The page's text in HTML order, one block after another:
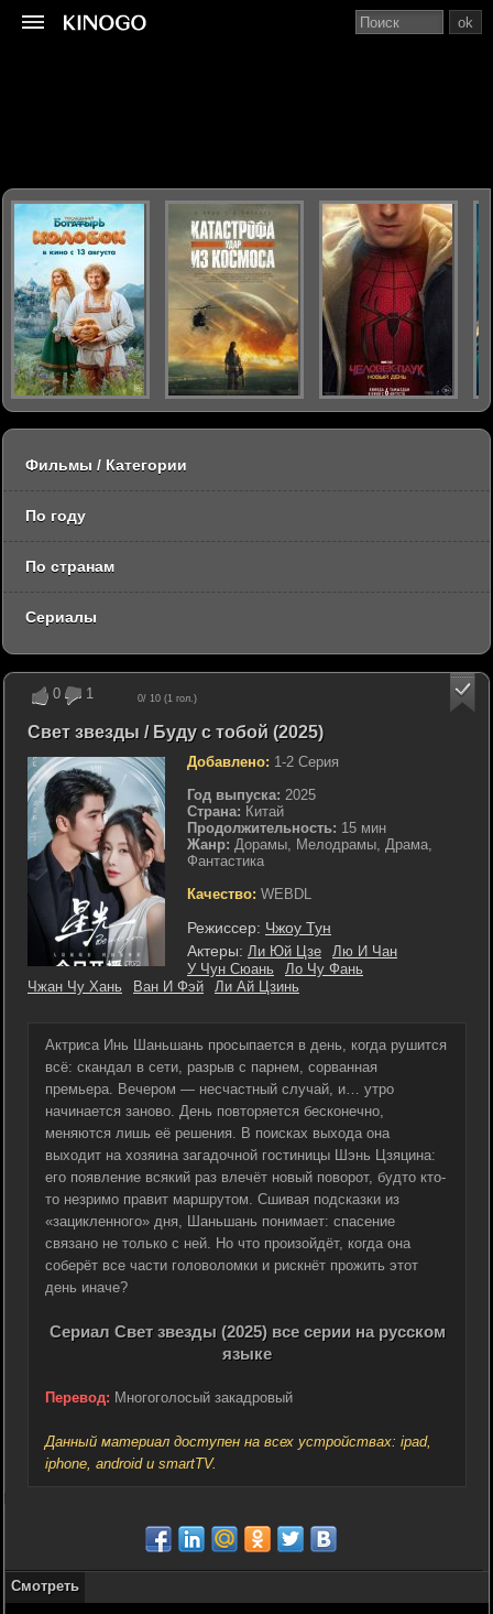
0 1 0/ 10 (1 гол.)
Свет звезды / Буду с тобой (2025)
Добавлено: 1-2 Серия
Год выпуска: 2025
Страна: Китай
Продолжительность: 15 мин
Жанр: Дорамы, Мелодрамы, Драма,
Фантастика
Качество: WEBDL
Режиссер: Чжоу Тун
Актеры: Ли Юй Цзе
Лю И Чан
У Чун Сюань
Ло Чу Фань
Чжан Чу Хань
Ван И Фэй Ли Ай Цзинь
Актриса Инь Шаньшань просыпается в день, когда рушится
всё: скандал в сети, разрыв с парнем, сорванная
премьера. Вечером — несчастный случай, и… утро
начинается заново. День повторяется бесконечно,
меняются лишь её решения. В поисках выхода она
выходит на хозяина загадочной гостиницы Шэнь Цзяцина:
его появление всякий раз влечёт новый поворот, будто кто-
то незримо правит маршрутом. Сшивая подсказки из
«зацикленного» дня, Шаньшань понимает: спасение
связано не только с ней. Но что произойдёт, когда она
соберёт все части головоломки и рискнёт прожить этот
день иначе?
Сериал Свет звезды (2025) все серии на русском
языке
Перевод: Многоголосый закадровый
Данный материал доступен на всех устройствах: ipad,
iphone, android и smartTV.
Смотреть
ok
Фильмы / Категории
По году
По странам
Сериалы